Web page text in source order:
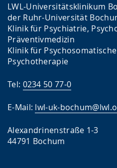
LWL-Universitätsklinikum
der Ruhr-Universität
Klinik für Psychiatrie,
Präventivmedizin
Klinik für
Psychotherapie
Tel: 0234 50 77-0
E-Mail: lwl-uk-
Alexandrinenstraße 1-3
44791 Bochum